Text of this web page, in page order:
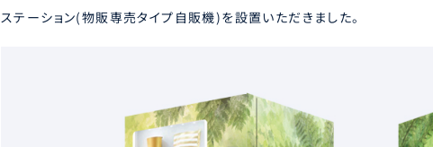
ステーション(物販専売タイプ自販機)を設置いただきました。